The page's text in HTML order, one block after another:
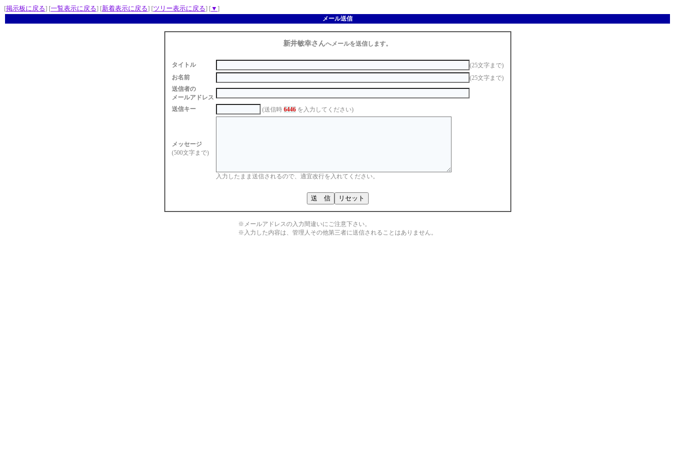
[掲示板に戻る] [一覧表示に戻る] [新着表示に戻る] [ツリー表示に戻る] [▼ ]
メール送信
新井敏幸さんへメールを送信します。
タイトル
(25文字まで)
お名前
(25文字まで)
送信者の
メールアドレス
送信キー
(送信時 6446を入力してください)
メッセージ
(500文字まで)
入力したまま送信されるので、適宜改行を入れてください。
※メールアドレスの入力間違いにご注意下さい。
※入力した内容は、管理人その他第三者に送信されることはありません。